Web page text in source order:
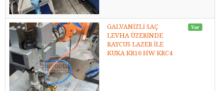
GALVANİZLİ SAÇ
LEVHA ÜZERİNDE
RAYCUS LAZER İLE
KUKA KR16 HW KRC4
Var